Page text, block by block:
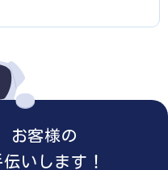
お客様の
いします！